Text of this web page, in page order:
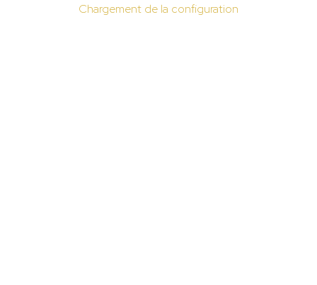
Chargement de la configuration